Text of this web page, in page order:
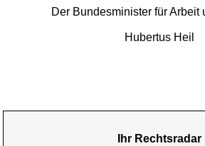
Der Bundesminister für Arbeit
Hubertus Heil
Ihr Rechtsradar